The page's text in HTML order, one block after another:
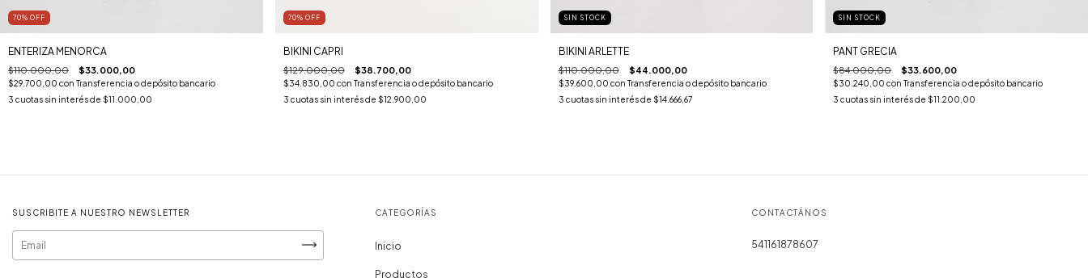
70% OFF
ENTERIZA MENORCA
$110.000,00 $33.000,00
$29.700,00 con Transferencia o depósito bancario
3 cuotas sin interés de $11.000,00
70% OFF
BIKINI CAPRI
$129.000,00 $38.700,00
$34.830,00 con Transferencia o depósito bancario
3 cuotas sin interés de $12.900,00
SIN STOCK
BIKINI ARLETTE
$110.000,00 $44.000,00
$39.600,00 con Transferencia o depósito bancario
3 cuotas sin interés de $14.666,67
SIN STOCK
PANT GRECIA
$84.000,00 $33.600,00
$30.240,00con Transferencia o depósito bancario
3 cuotas sin interés de $11.200,00
SUSCRIBITE A NUESTRO NEWSLETTER CATEGORÍAS
Inicio
Productos
CONTACTÁNOS
541161878607